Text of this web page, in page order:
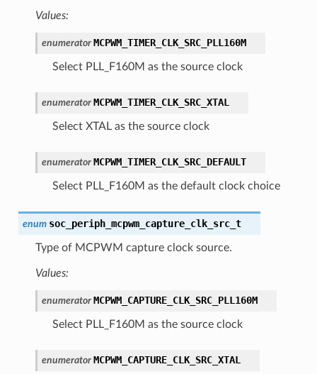
Values:
enumerator MCPWM_TIMER_CLK_SRC_PLL160M
Select PLL_F160M as the source clock
enumerator MCPWM_TIMER_CLK_SRC_XTAL
Select XTAL as the source clock
enumerator MCPWM_TIMER_CLK_SRC_DEFAULT
Select PLL_F160M as the default clock choice
enum soc_periph_mcpwm_capture_clk_src_t
Type of MCPWM capture clock source.
Values:
enumerator MCPWM_CAPTURE_CLK_SRC_PLL160M
Select PLL_F160M as the source clock
enumerator MCPWM_CAPTURE_CLK_SRC_XTAL